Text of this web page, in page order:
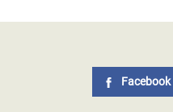
Facebook